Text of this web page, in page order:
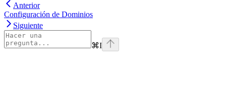
Anterior
Configuración de Dominios
Siguiente
⌘I